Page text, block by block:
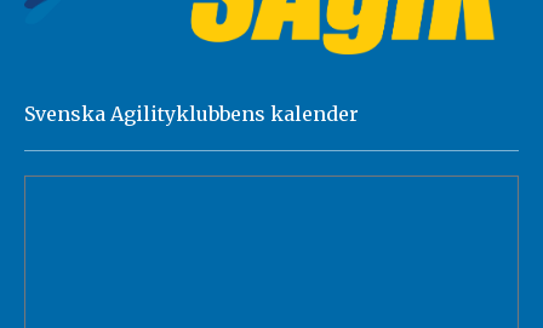
Svenska Agilityklubbens kalender